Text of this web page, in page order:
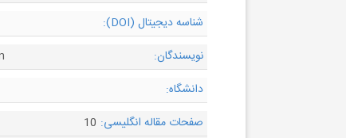
شناسه دیجیتال (DOI):
نویسندگان:
دانشگاه:
صفحات مقاله انگلیسی: 10